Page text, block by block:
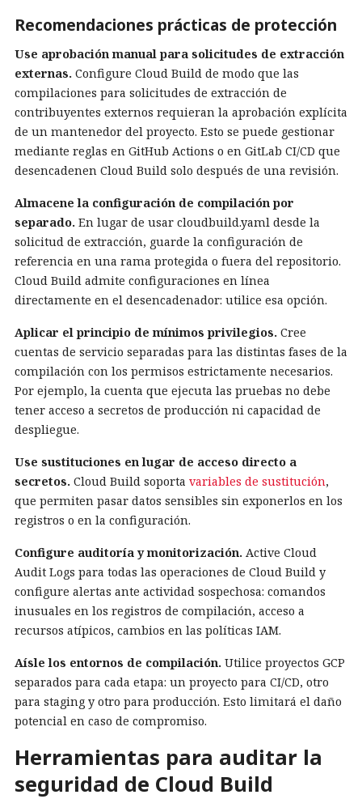
Recomendaciones prácticas de protección
Use aprobación manual para solicitudes de extracción
externas. Configure Cloud Build de modo que las
compilaciones para solicitudes de extracción de
contribuyentes externos requieran la aprobación explícita
de un mantenedor del proyecto. Esto se puede gestionar
mediante reglas en GitHub Actions o en GitLab CI/CD que
desencadenen Cloud Build solo después de una revisión.
Almacene la configuración de compilación por
separado. En lugar de usar cloudbuild.yaml desde la
solicitud de extracción, guarde la configuración de
referencia en una rama protegida o fuera del repositorio.
Cloud Build admite configuraciones en línea
directamente en el desencadenador: utilice esa opción.
Aplicar el principio de mínimos privilegios. Cree
cuentas de servicio separadas para las distintas fases de la
compilación con los permisos estrictamente necesarios.
Por ejemplo, la cuenta que ejecuta las pruebas no debe
tener acceso a secretos de producción ni capacidad de
despliegue.
Use sustituciones en lugar de acceso directo a
secretos. Cloud Build soporta variables de sustitución,
que permiten pasar datos sensibles sin exponerlos en los
registros o en la configuración.
Configure auditoría y monitorización. Active Cloud
Audit Logs para todas las operaciones de Cloud Build y
configure alertas ante actividad sospechosa: comandos
inusuales en los registros de compilación, acceso a
recursos atípicos, cambios en las políticas IAM.
Aísle los entornos de compilación. Utilice proyectos GCP
separados para cada etapa: un proyecto para CI/CD, otro
para staging y otro para producción. Esto limitará el daño
potencial en caso de compromiso.
Herramientas para auditar la
seguridad de Cloud Build